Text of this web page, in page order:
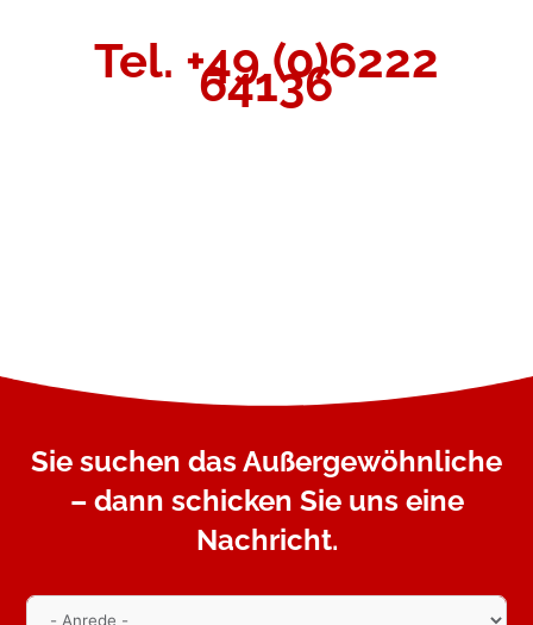
Tel. +49 (0)6222
64136
Sie suchen das Außergewöhnliche
– dann schicken Sie uns eine
Nachricht.